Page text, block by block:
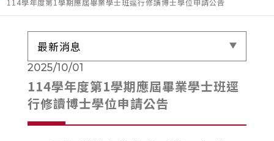
114學年度第1學期應屆畢業學士班逕行修讀博士學位申請公告
最新消息
2025/10/01
114學年度第1學期應屆畢業學士班逕
行修讀博士學位申請公告